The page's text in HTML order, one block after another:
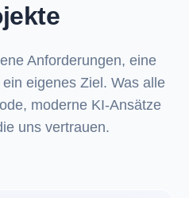
Anforderungen, eine
eigenes Ziel. Was alle
moderne KI-Ansätze
uns vertrauen.